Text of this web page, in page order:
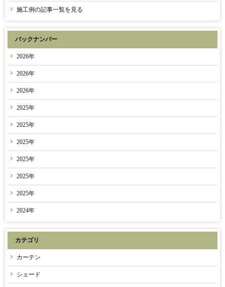
施工例の記事一覧を見る
バックナンバー
2026年
2026年
2026年
2025年
2025年
2025年
2025年
2025年
2025年
2024年
カテゴリ
カーテン
シェード